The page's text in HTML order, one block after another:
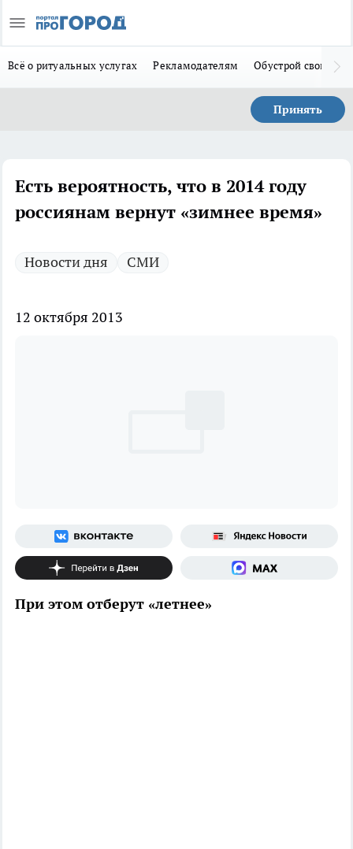
Всё о ритуальных услугах Рекламодателям Обустрой свой дом
Принять
Есть вероятность, что в 2014 году
россиянам вернут «зимнее время»
Новости дня СМИ
12 октября 2013
При этом отберут «летнее»